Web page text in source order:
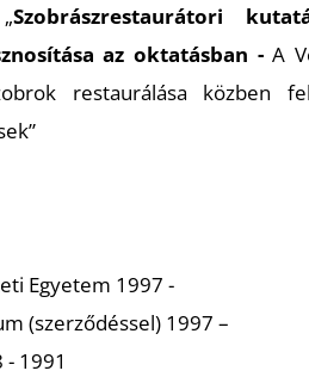
Szobrászrestaurátori
az oktatásban -A
restaurálása közben
Egyetem 1997 -
(szerződéssel) 1997 –
1991